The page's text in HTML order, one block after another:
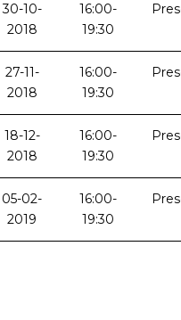
30-10-
2018
16:00-
19:30
27-11-
2018
16:00-
19:30
18-12-
2018
16:00-
19:30
05-02-
2019
16:00-
19:30